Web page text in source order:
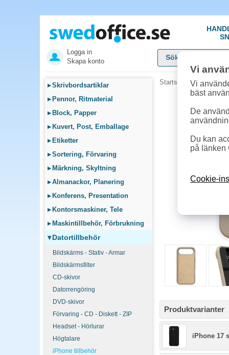
Logga in
Skapa konto
▸Skrivbordsartiklar
▸ Pennor, Ritmaterial
▸ Block, Papper
▸ Kuvert, Post, Emballage
▸ Etiketter
▸Sortering, Förvaring
▸ Märkning, Skyltning
▸Almanackor, Planering
▸ Konferens, Presentation
▸ Kontorsmaskiner, Tele
▸ Maskintillbehör, Förbrukning
▾Datortillbehör
Bildskärms - Stativ - Armar
Bildskärmsfilter
CD-skivor
Datorrengöring
DVD-skivor
Förvaring - CD - Diskett - ZIP
Headset - Hörlurar
Högtalare
iPhone tillbehör
Startsida »
Produktvarianter
iPhone 17
Vi
Vi
bäst
De
Du kan
på länken
Cookie-